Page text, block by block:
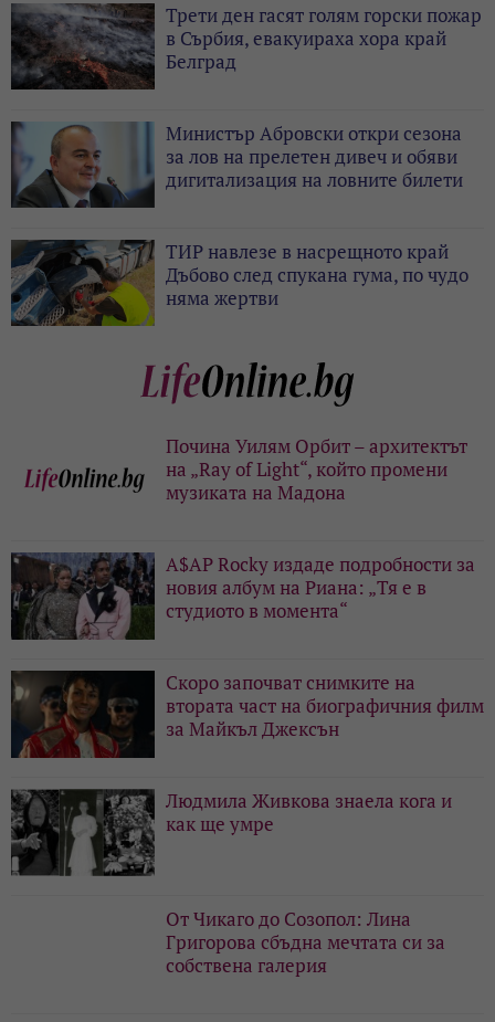
Трети ден гасят голям горски пожар
в Сърбия, евакуираха хора край
Белград
Министър Абровски откри сезона
за лов на прелетен дивеч и обяви
дигитализация на ловните билети
ТИР навлезе в насрещното край
Дъбово след спукана гума, по чудо
няма жертви
Почина Уилям Орбит – архитектът
на „Ray of Light“, който промени
музиката на Мадона
A$AP Rocky издаде подробности за
новия албум на Риана: „Тя е в
студиото в момента“
Скоро започват снимките на
втората част на биографичния филм
за Майкъл Джексън
Людмила Живкова знаела кога и
как ще умре
От Чикаго до Созопол: Лина
Григорова сбъдна мечтата си за
собствена галерия